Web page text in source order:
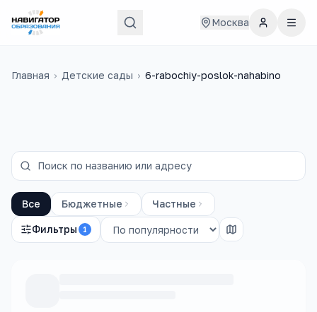
Москва
Главная › Детские сады › 6-rabochiy-poslok-nahabino
Все Бюджетные Частные
Фильтры 1